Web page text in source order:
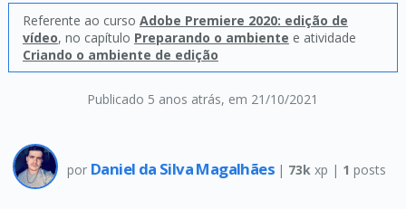
Publicado 5 anos atrás, em 21/10/2021
Referente ao curso Adobe Premiere 2020: edição de
vídeo, no capítulo Preparando o ambiente e atividade
Criando o ambiente de edição
por Daniel da Silva Magalhães | 73k xp | 1 posts